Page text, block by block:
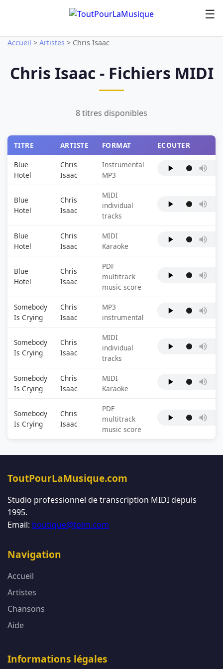
☰
Accueil > Artistes > Chris Isaac
Chris Isaac - Fichiers MIDI
8 titres disponibles
TITRE ARTISTE FORMAT ECOUTER
Blue
Hotel
Chris
Isaac
Instrumental
MP3
Blue
Hotel
Chris
Isaac
MIDI
individual
tracks
Blue
Hotel
Chris
Isaac
MIDI
Karaoke
Blue
Hotel
Chris
Isaac
PDF
multitrack
music score
Somebody
Is Crying
Chris
Isaac
MP3
instrumental
Somebody
Is Crying
Chris
Isaac
MIDI
individual
tracks
Somebody
Is Crying
Chris
Isaac
MIDI
Karaoke
Somebody
Is Crying
Chris
Isaac
PDF
multitrack
music score
ToutPourLaMusique.com
Studio professionnel de transcription MIDI depuis
1995.
Email: boutique@tplm.com
Navigation
Accueil
Artistes
Chansons
Aide
Informations légales